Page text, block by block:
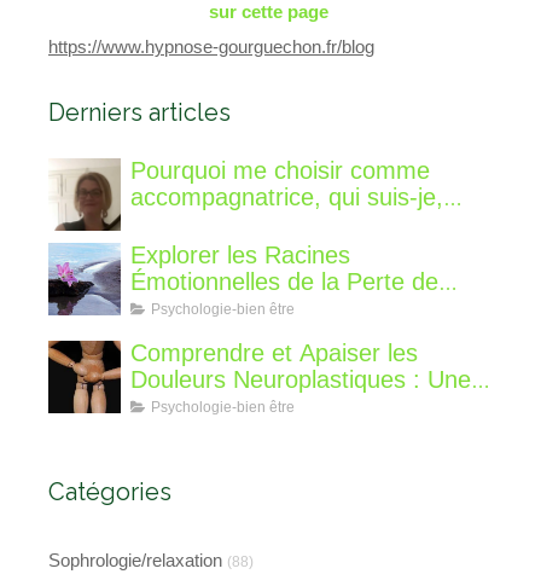
sur cette page
https://www.hypnose-gourguechon.fr/blog
Derniers articles
Pourquoi me choisir comme
accompagnatrice, qui suis-je,
différent?
Explorer les Racines
Émotionnelles de la Perte de
Poids : Un Voyage Intérieur
Psychologie-bien être
Comprendre et Apaiser les
Douleurs Neuroplastiques : Une
Approche avec l'Hypnose,
Psychologie-bien être
Catégories
Sophrologie/relaxation (88)